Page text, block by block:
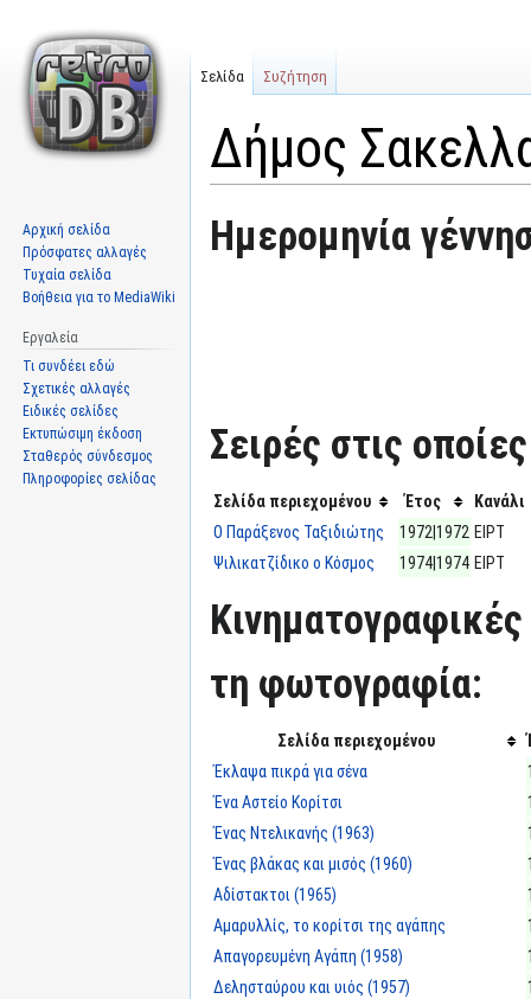
Δήμος
Μετάβαση
στην
Πήδηση
στην
Ημερομηνία
Σειρές στις
Σελίδα περιεχομένου Έτος
Κανάλι
Ο Παράξενος Ταξιδιώτης
1972|1972 ΕΙΡΤ
Ψιλικατζίδικο ο Κόσμος
1974|1974 ΕΙΡΤ
Κινηματογραφικές
τη φωτογραφία:
Σελίδα περιεχομένου
Έκλαψα πικρά για σένα
Ένα Αστείο Κορίτσι
Ένας Ντελικανής (1963)
Ένας βλάκας και μισός (1960)
Αδίστακτοι (1965)
Αμαρυλλίς, το κορίτσι της αγάπης
Απαγορευμένη Αγάπη (1958)
Δελησταύρου και υιός (1957)
Σελίδα Συζήτηση
Αρχική σελίδα
Πρόσφατες αλλαγές
Τυχαία σελίδα
Βοήθεια για το MediaWiki
Εργαλεία
Τι συνδέει εδώ
Σχετικές αλλαγές
Ειδικές σελίδες
Εκτυπώσιμη έκδοση
Σταθερός σύνδεσμος
Πληροφορίες σελίδας